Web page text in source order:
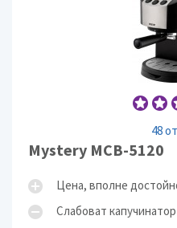
48
Mystery MCB-5120
Цена, вполне
Слабоват капучинатор